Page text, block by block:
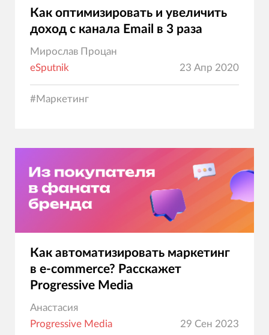
Как оптимизировать и увеличить
доход с канала Email в 3 раза
Мирослав Процан
eSputnik
23 Апр 2020
#Маркетинг
Как автоматизировать маркетинг
в e-commerce? Расскажет
Progressive Media
Анастасия
Progressive Media
29 Сен 2023